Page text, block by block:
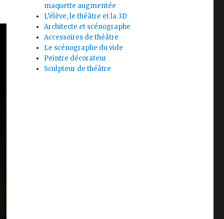
maquette augmentée
L’élève, le théâtre et la 3D
Architecte et scénographe
Accessoires de théâtre
Le scénographe du vide
Peintre décorateur
Sculpteur de théâtre